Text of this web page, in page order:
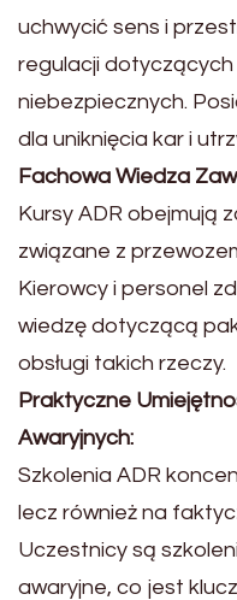
uchwycić sens i
regulacji
niebezpiecznych.
dla uniknięcia kar i
Fachowa Wiedza
Kursy ADR obejmują
związane z
Kierowcy i personel
wiedzę dotyczącą
obsługi takich rzeczy.
Praktyczne
Awaryjnych:
Szkolenia ADR
lecz również na
Uczestnicy są
awaryjne, co jest